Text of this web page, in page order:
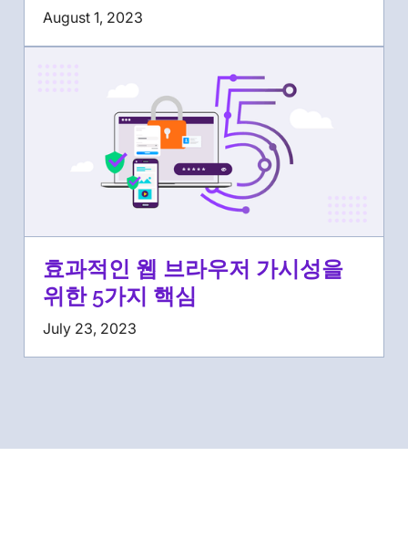
August 1, 2023
효과적인 웹 브라우저 가시성을
위한 5가지 핵심
July 23, 2023